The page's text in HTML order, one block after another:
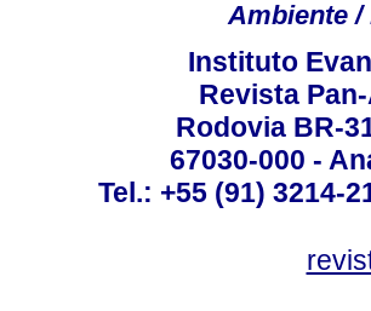
Ambiente /
Instituto
Revista
Rodovia BR-
67030-000 -
Tel.: +55 (91) 3214-